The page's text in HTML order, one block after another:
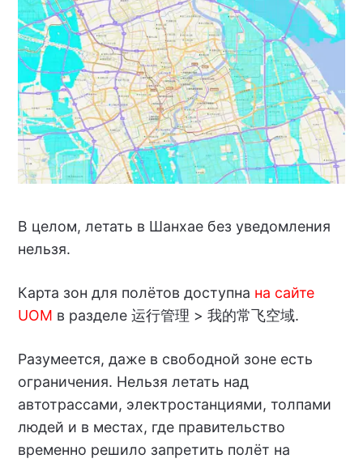
В целом, летать в Шанхае без уведомления
нельзя.
Карта зон для полётов доступна на сайте
UOM в разделе 运行管理 > 我的常飞空域.
Разумеется, даже в свободной зоне есть
ограничения. Нельзя летать над
автотрассами, электростанциями, толпами
людей и в местах, где правительство
временно решило запретить полёт на